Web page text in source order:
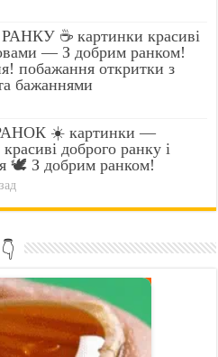
☕ картинки красиві
— З добрим ранком!
побажання откритки з
бажаннями
☀️ картинки —
доброго ранку і
🕊️ З добрим ранком!